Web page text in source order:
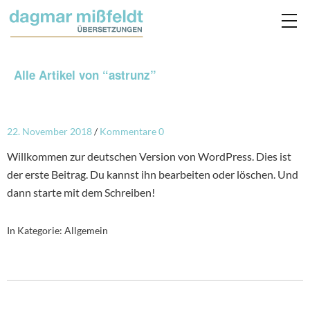
Alle Artikel von “astrunz”
22. November 2018 Kommentare 0
Willkommen zur deutschen Version von WordPress. Dies ist
der erste Beitrag. Du kannst ihn bearbeiten oder löschen. Und
dann starte mit dem Schreiben!
In Kategorie: Allgemein